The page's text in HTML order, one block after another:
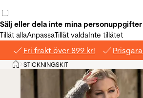
Sälj eller dela inte mina personuppgifter
Tillåt allaAnpassaTillåt valdaInte tillåtet
Fri frakt över 899 kr!
Hem
>STICKNINGSKIT